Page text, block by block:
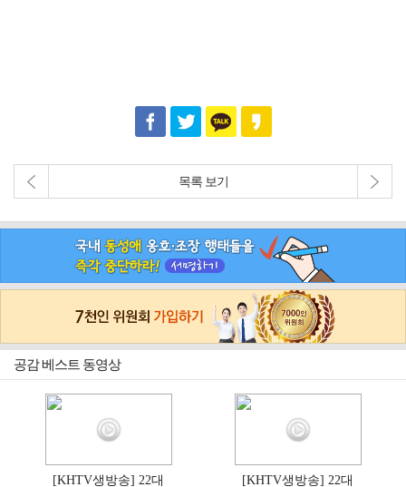
목록 보기
공감 베스트 동영상
[KHTV생방송] 22대
[KHTV생방송] 22대